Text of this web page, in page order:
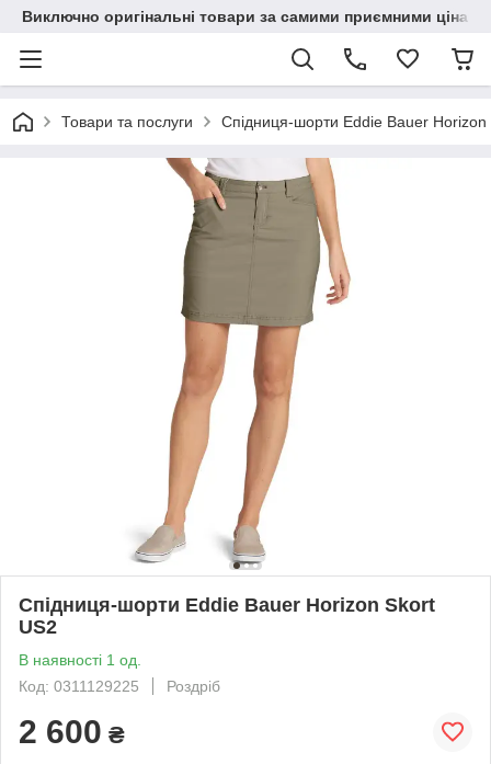
Виключно оригінальні товари за самими приємними
Товари та послуги Спідниця-шорти Eddie Bauer Horizon
Спідниця-шорти Eddie Bauer Horizon Skort
US2
В наявності 1 од.
Код: 0311129225
Роздріб
2 600 ₴